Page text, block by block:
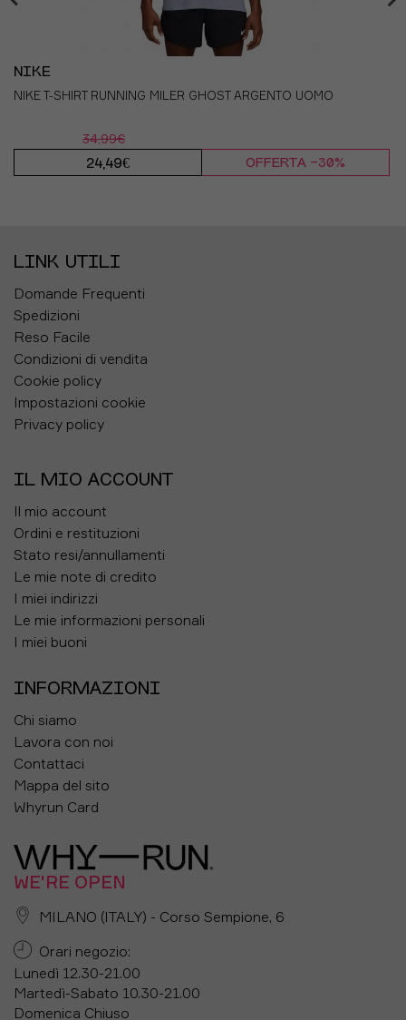
esegui la misurazione in corrispondenza del
punto di massima larghezza dei fianchi, tenendo il
metro sempre parallelo al pavimento.
NIKE
NIKE T-SHIRT RUNNING MILER GHOST ARGENTO UOMO
34,99€
24,49€ OFFERTA -30%
LINK UTILI
Domande Frequenti
Spedizioni
Reso Facile
Condizioni di vendita
Cookie policy
Impostazioni cookie
Privacy policy
IL MIO ACCOUNT
Il mio account
Ordini e restituzioni
Stato resi/annullamenti
Le mie note di credito
I miei indirizzi
Le mie informazioni personali
I miei buoni
INFORMAZIONI
Chi siamo
Lavora con noi
Contattaci
Mappa del sito
Whyrun Card
WE'RE OPEN
MILANO (ITALY) - Corso Sempione, 6
Orari negozio:
Lunedì 12.30-21.00
Martedì-Sabato 10.30-21.00
Domenica Chiuso